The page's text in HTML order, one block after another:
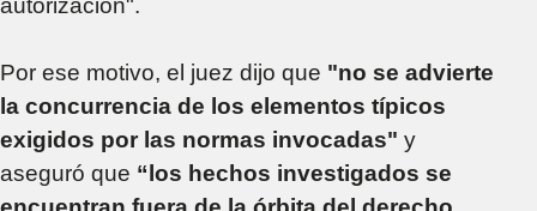
autorización".
Por ese motivo, el juez dijo que "no se advierte
la concurrencia de los elementos típicos
exigidos por las normas invocadas" y
aseguró que “los hechos investigados se